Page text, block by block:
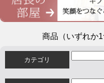
商品（いずれか1
カテゴリ